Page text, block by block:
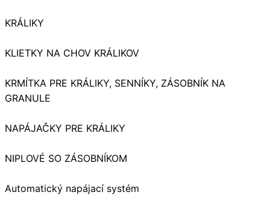
KRÁLIKY
KLIETKY NA CHOV KRÁLIKOV
KRMÍTKA PRE KRÁLIKY, SENNÍKY, ZÁSOBNÍK NA
GRANULE
NAPÁJAČKY PRE KRÁLIKY
NIPLOVÉ SO ZÁSOBNÍKOM
Automatický napájací systém